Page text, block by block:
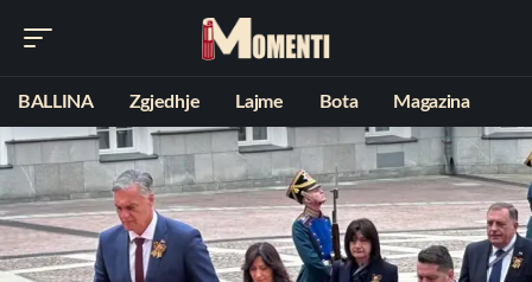
BALLINA Zgjedhje Lajme Bota Magazina